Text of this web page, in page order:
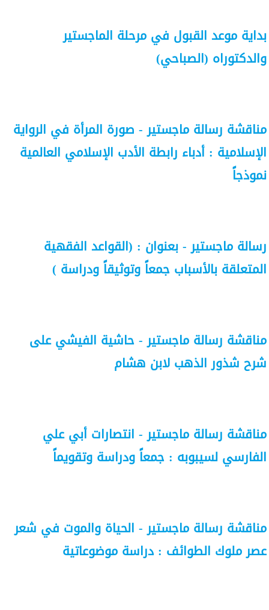
بداية موعد القبول في مرحلة الماجستير
والدكتوراه (الصباحي)
مناقشة رسالة ماجستير - صورة المرأة في الرواية
الإسلامية : أدباء رابطة الأدب الإسلامي العالمية
نموذجاً
رسالة ماجستير - بعنوان : (القواعد الفقهية
المتعلقة بالأسباب جمعاً وتوثيقاً ودراسة )
مناقشة رسالة ماجستير - حاشية الفيشي على
شرح شذور الذهب لابن هشام
مناقشة رسالة ماجستير - انتصارات أبي علي
الفارسي لسيبوبه : جمعاً ودراسة وتقويماً
مناقشة رسالة ماجستير - الحياة والموت في شعر
عصر ملوك الطوائف : دراسة موضوعاتية